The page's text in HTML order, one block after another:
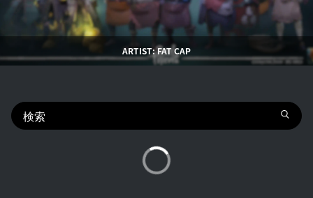
ARTIST: FAT CAP
search